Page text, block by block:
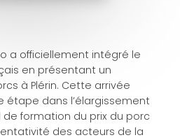
a officiellement intégré le
en présentant un
à Plérin. Cette arrivée
étape dans l’élargissement
formation du prix du porc
des acteurs de la